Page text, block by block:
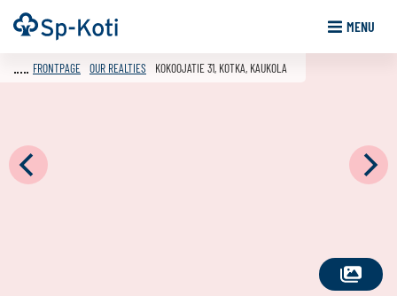
Go
to
Frontpage MENU
SEE
FRONTPAGE OUR REALTIES KOKOOJATIE 31, KOTKA, KAUKOLA